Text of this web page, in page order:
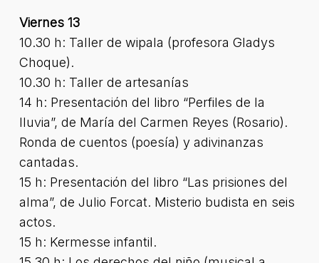
Viernes 13
10.30 h: Taller de wipala (profesora Gladys
Choque).
10.30 h: Taller de artesanías
14 h: Presentación del libro “Perfiles de la
lluvia”, de María del Carmen Reyes (Rosario).
Ronda de cuentos (poesía) y adivinanzas
cantadas.
15 h: Presentación del libro “Las prisiones del
alma”, de Julio Forcat. Misterio budista en seis
actos.
15 h: Kermesse infantil.